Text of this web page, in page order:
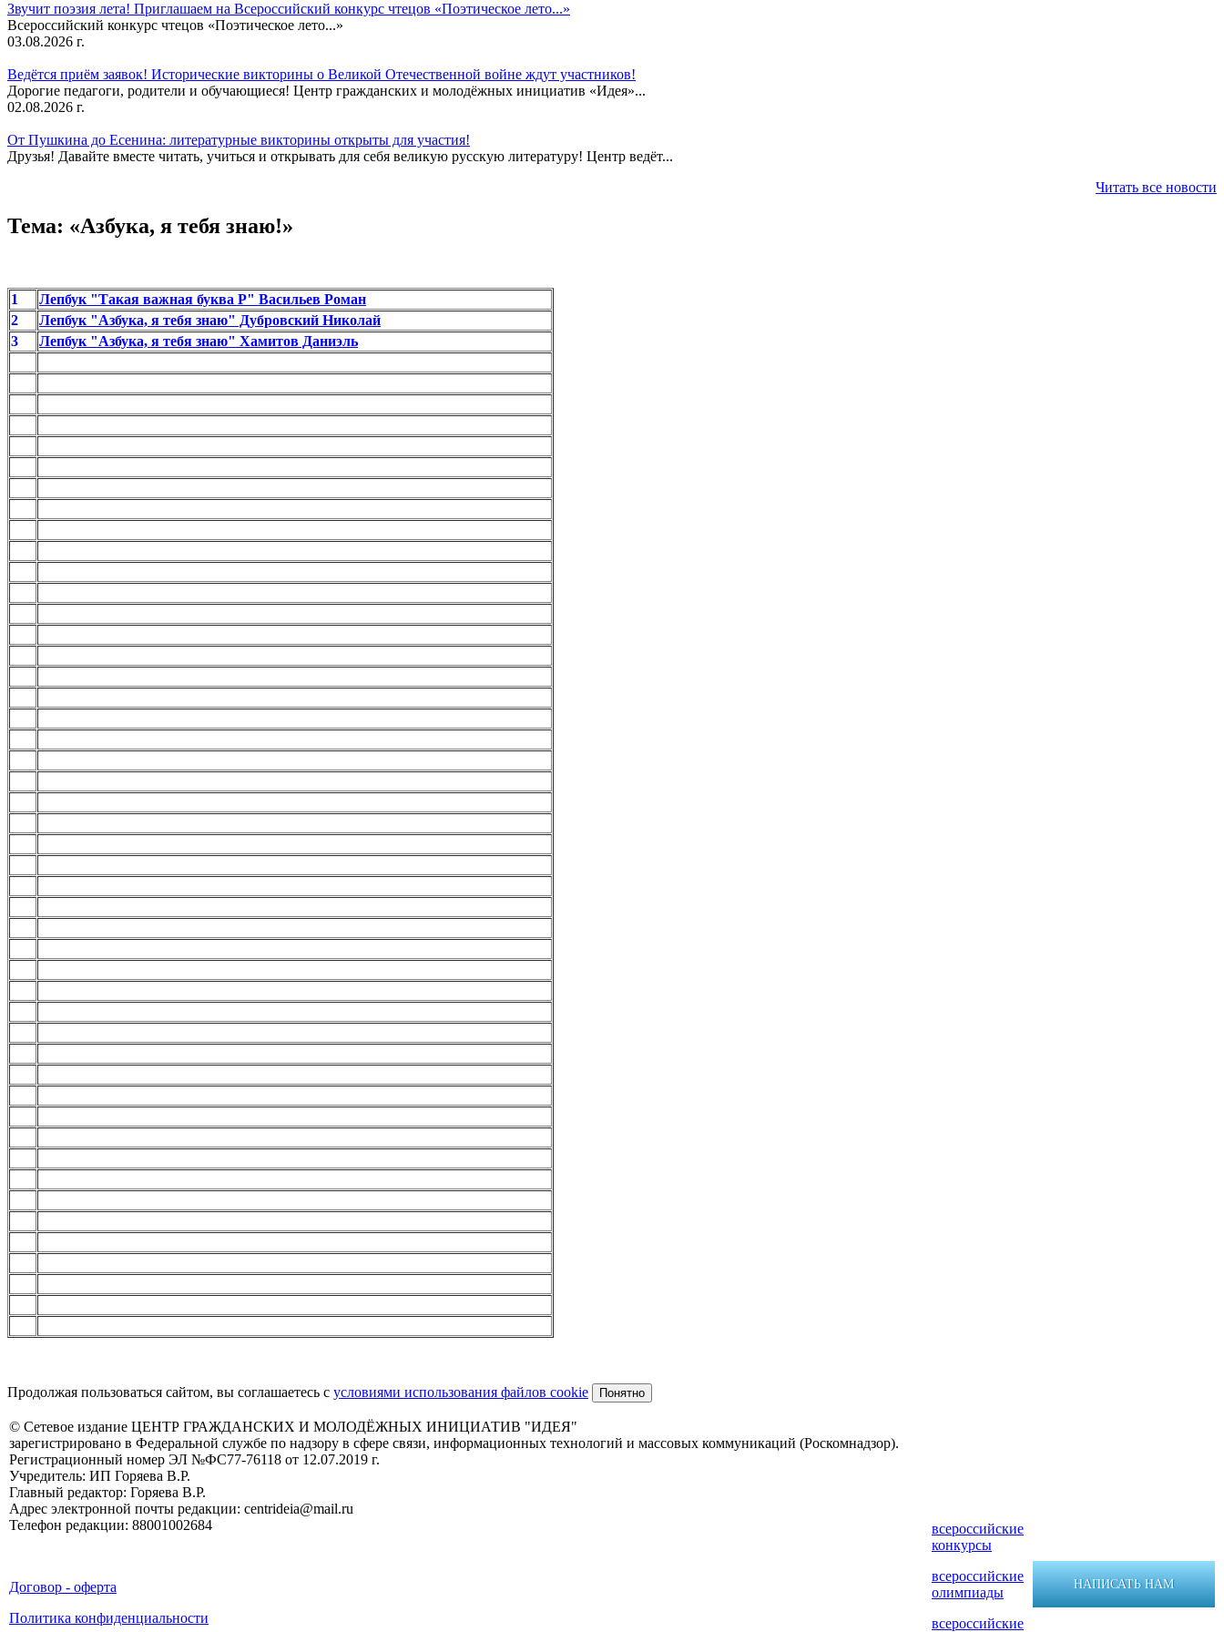
Звучит поэзия лета! Приглашаем на Всероссийский конкурс чтецов «Поэтическое лето...»
Всероссийский конкурс чтецов «Поэтическое лето...»
03.08.2026 г.
Ведётся приём заявок! Исторические викторины о Великой Отечественной войне ждут участников!
Дорогие педагоги, родители и обучающиеся! Центр гражданских и молодёжных инициатив «Идея»...
02.08.2026 г.
От Пушкина до Есенина: литературные викторины открыты для участия!
Друзья! Давайте вместе читать, учиться и открывать для себя великую русскую литературу! Центр ведёт...
Читать все новости
Тема: «Азбука, я тебя знаю!»
1
Лепбук "Такая важная буква Р" Васильев Роман
2
Лепбук "Азбука, я тебя знаю" Дубровский Николай
3
Лепбук "Азбука, я тебя знаю" Хамитов Даниэль
Продолжая пользоваться сайтом, вы соглашаетесь с условиями использования файлов cookie Понятно
© Сетевое издание ЦЕНТР ГРАЖДАНСКИХ И МОЛОДЁЖНЫХ ИНИЦИАТИВ "ИДЕЯ"
зарегистрировано в Федеральной службе по надзору в сфере связи, информационных технологий и массовых коммуникаций (Роскомнадзор).
Регистрационный номер ЭЛ №ФС77-76118 от 12.07.2019 г.
Учредитель: ИП Горяева В.Р.
Главный редактор: Горяева В.Р.
Адрес электронной почты редакции: centrideia@mail.ru
Телефон редакции: 88001002684
Договор - оферта
Политика конфиденциальности
всероссийские
конкурсы
всероссийские
олимпиады
всероссийские
НАПИСАТЬ НАМ